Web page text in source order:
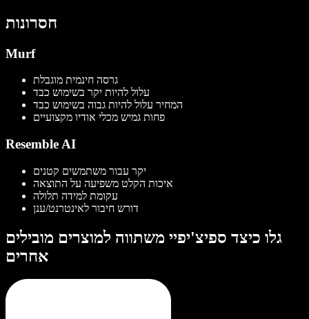
חסרונות
Murf
גרסה חינמית מוגבלת
עלול להיות יקר בשימוש כבד
המחיר עלול להיות גבוה בשימוש כבד
פחות גמיש מכלי אודיו מקצועיים
Resemble AI
יקר עבור משתמשים קטנים
איכות הקלט משפיעה על התוצאה
עקומת למידה תלולה
דורש חיבור לאינטרנט/ענן
גלו כיצד ספיצ'יפיי משתווה למוצרים מובילים
אחרים